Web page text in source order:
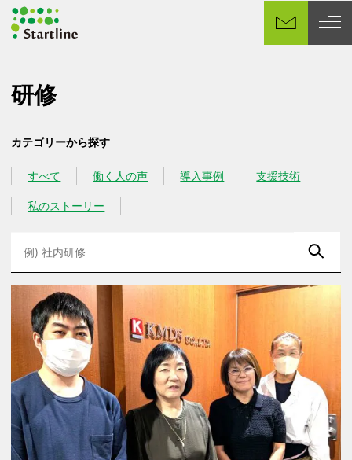
イ
へ
移
研修
カテゴリーから探す
カテゴリー
すべて
カテゴリー
働く人の声
カテゴリー
導入事例
カテゴリー
支援技術
カテゴリー
私のストーリー